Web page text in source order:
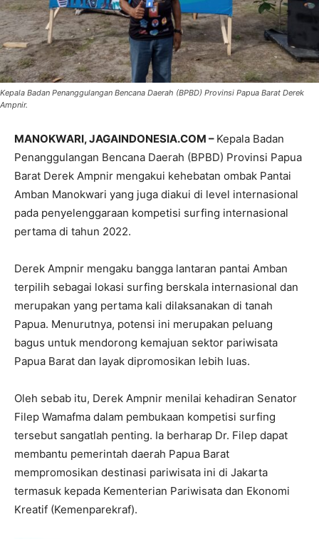
Kepala Badan Penanggulangan Bencana Daerah (BPBD) Provinsi Papua Barat Derek
Ampnir.
MANOKWARI, JAGAINDONESIA.COM – Kepala Badan
Penanggulangan Bencana Daerah (BPBD) Provinsi Papua
Barat Derek Ampnir mengakui kehebatan ombak Pantai
Amban Manokwari yang juga diakui di level internasional
pada penyelenggaraan kompetisi surfing internasional
pertama di tahun 2022.
Derek Ampnir mengaku bangga lantaran pantai Amban
terpilih sebagai lokasi surfing berskala internasional dan
merupakan yang pertama kali dilaksanakan di tanah
Papua. Menurutnya, potensi ini merupakan peluang
bagus untuk mendorong kemajuan sektor pariwisata
Papua Barat dan layak dipromosikan lebih luas.
Oleh sebab itu, Derek Ampnir menilai kehadiran Senator
Filep Wamafma dalam pembukaan kompetisi surfing
tersebut sangatlah penting. Ia berharap Dr. Filep dapat
membantu pemerintah daerah Papua Barat
mempromosikan destinasi pariwisata ini di Jakarta
termasuk kepada Kementerian Pariwisata dan Ekonomi
Kreatif (Kemenparekraf).